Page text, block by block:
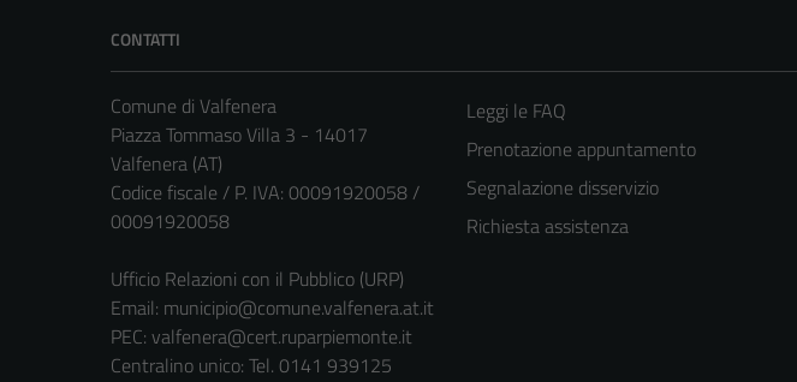
CONTATTI
Comune di Valfenera
Piazza Tommaso Villa 3 - 14017
Valfenera (AT)
Codice fiscale / P. IVA: 00091920058 /
00091920058
Ufficio Relazioni con il Pubblico (URP)
Email: municipio@comune.valfenera.at.it
PEC: valfenera@cert.ruparpiemonte.it
Centralino unico: Tel. 0141 939125
Leggi le FAQ
Prenotazione appuntamento
Segnalazione disservizio
Richiesta assistenza